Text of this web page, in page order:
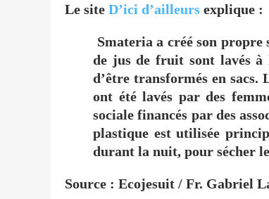
Le site D’ici d’ailleurs explique :
Smateria a créé son
de jus de fruit sont lavés à
d’être transformés en sacs.
ont été lavés par des
sociale financés par des
plastique est utilisée
durant la nuit, pour sécher
Source : Ecojesuit / Fr. Gabriel